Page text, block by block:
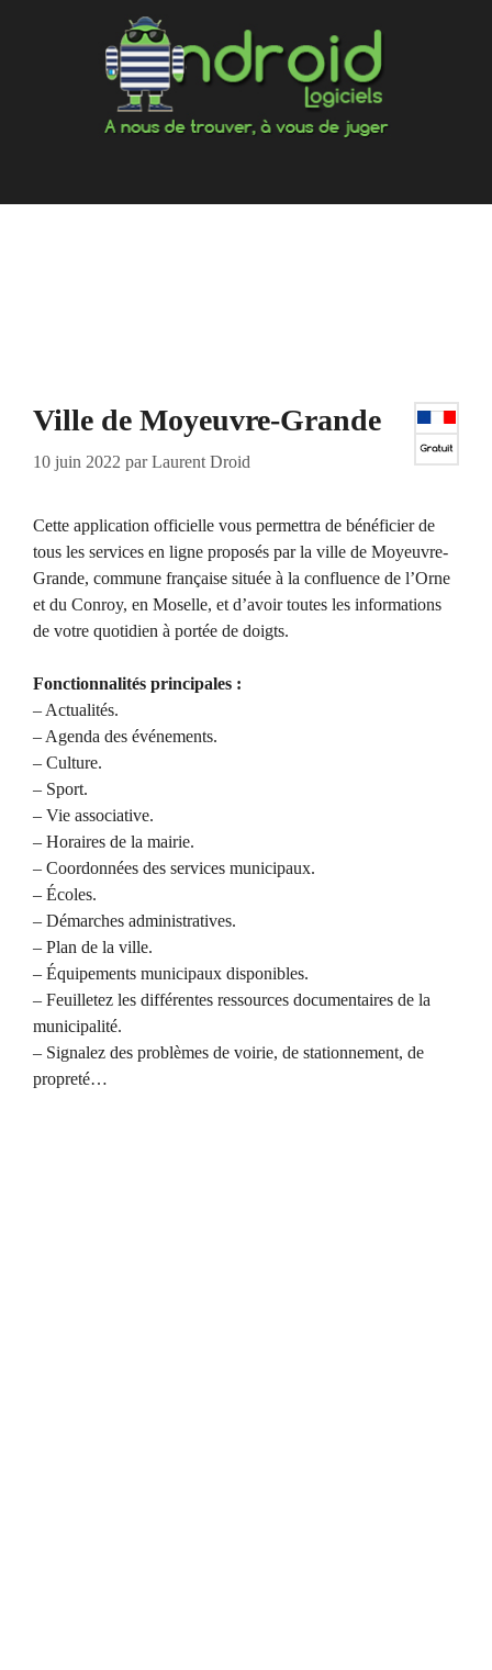
Ville de Moyeuvre-Grande
10 juin 2022 parLaurent Droid
Cette application officielle vous permettra de bénéficier de
tous les services en ligne proposés par la ville de Moyeuvre-
Grande, commune française située à la confluence de l’Orne
et du Conroy, en Moselle, et d’avoir toutes les informations
de votre quotidien à portée de doigts.
Fonctionnalités principales :
– Actualités.
– Agenda des événements.
– Culture.
– Sport.
– Vie associative.
– Horaires de la mairie.
– Coordonnées des services municipaux.
– Écoles.
– Démarches administratives.
– Plan de la ville.
– Équipements municipaux disponibles.
– Feuilletez les différentes ressources documentaires de la
municipalité.
– Signalez des problèmes de voirie, de stationnement, de
propreté…